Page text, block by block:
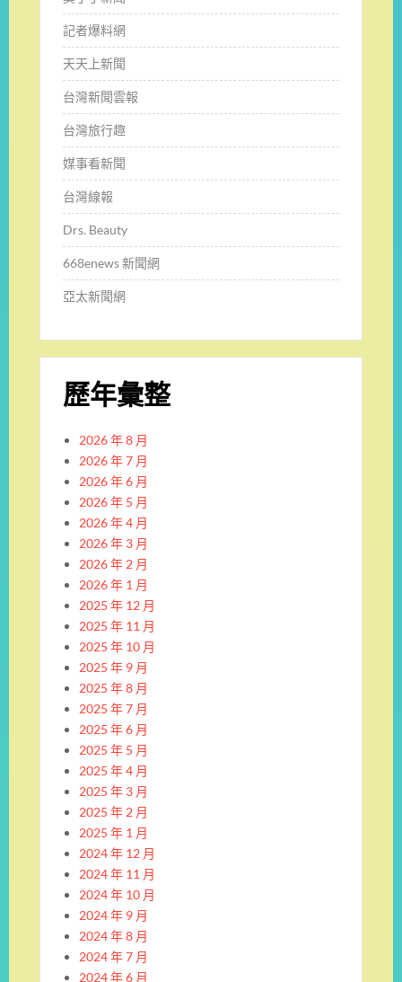
記者爆料網
天天上新聞
台灣新聞雲報
台灣旅行趣
媒事看新聞
台灣線報
Drs. Beauty
668enews 新聞網
亞太新聞網
歷年彙整
2026 年 8 月
2026 年 7 月
2026 年 6 月
2026 年 5 月
2026 年 4 月
2026 年 3 月
2026 年 2 月
2026 年 1 月
2025 年 12 月
2025 年 11 月
2025 年 10 月
2025 年 9 月
2025 年 8 月
2025 年 7 月
2025 年 6 月
2025 年 5 月
2025 年 4 月
2025 年 3 月
2025 年 2 月
2025 年 1 月
2024 年 12 月
2024 年 11 月
2024 年 10 月
2024 年 9 月
2024 年 8 月
2024 年 7 月
2024 年 6 月